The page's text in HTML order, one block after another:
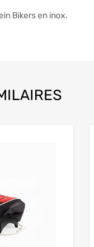
Bikers en inox.